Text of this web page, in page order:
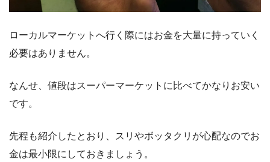
ローカルマーケットへ行く際にはお金を大量に持っていく
必要はありません。
なんせ、値段はスーパーマーケットに比べてかなりお安い
です。
先程も紹介したとおり、スリやボッタクリが心配なのでお
金は最小限にしておきましょう。